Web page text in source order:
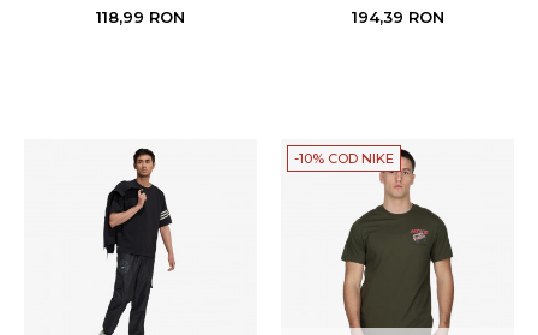
118,99 RON
194,39 RON
-10% COD NIKE